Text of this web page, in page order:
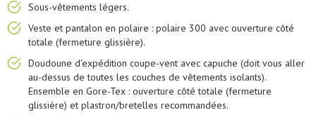
Sous-vêtements légers.
Veste et pantalon en polaire : polaire 300 avec ouverture côté
totale (fermeture glissière).
Doudoune d'expédition coupe-vent avec capuche (doit vous aller
au-dessus de toutes les couches de vêtements isolants).
Ensemble en Gore-Tex : ouverture côté totale (fermeture
glissière) et plastron/bretelles recommandées.